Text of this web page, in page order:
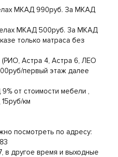
МКАД 990руб. За МКАД
МКАД 500руб. За МКАД
только матраса без
Астра 4, Астра 6, ЛЕО
первый этаж далее
от стоимости мебели ,
км
посмотреть по адресу:
в другое время и выходные